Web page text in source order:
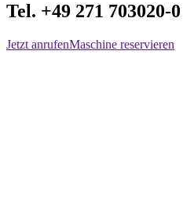
Tel. +49 271 703020-0
Jetzt anrufenMaschine reservieren